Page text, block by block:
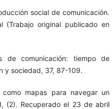
social de comunicación.
(Trabajo original publicado en
de comunicación: tiempo de
y sociedad, 37, 87-109.
como mapas para navegar un
(2). Recuperado el 23 de abril